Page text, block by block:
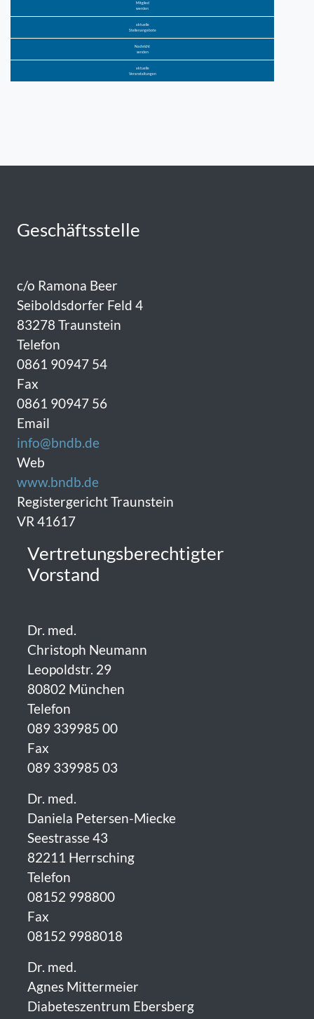
Mitglied
werden
aktuelle
Stellenangebote
Nachricht
senden
aktuelle
Veranstaltungen
Geschäftsstelle
c/o Ramona Beer
Seiboldsdorfer Feld 4
83278 Traunstein
Telefon
0861 90947 54
Fax
0861 90947 56
Email
info@bndb.de
Web
www.bndb.de
Registergericht Traunstein
VR 41617
Vertretungsberechtigter
Vorstand
Dr. med.
Christoph Neumann
Leopoldstr. 29
80802 München
Telefon
089 339985 00
Fax
089 339985 03
Dr. med.
Daniela Petersen-Miecke
Seestrasse 43
82211 Herrsching
Telefon
08152 998800
Fax
08152 9988018
Dr. med.
Agnes Mittermeier
Diabeteszentrum Ebersberg